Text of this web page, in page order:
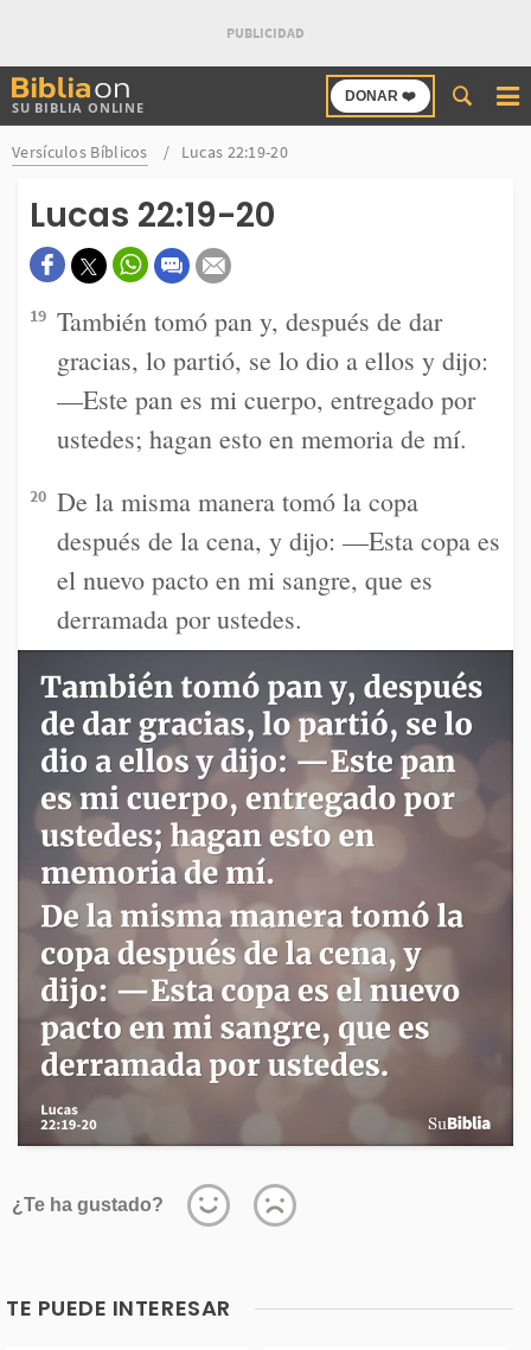
SU BIBLIA ONLINE
DONAR ❤️
Buscar
en
Bibliaon
Versículos Bíblicos Lucas 22:19-20
Lucas 22:19-20
19 También tomó pan y, después de dar
gracias, lo partió, se lo dio a ellos y dijo:
—Este pan es mi cuerpo, entregado por
ustedes; hagan esto en memoria de mí.
20 De la misma manera tomó la copa
después de la cena, y dijo: —Esta copa es
el nuevo pacto en mi sangre, que es
derramada por ustedes.
¿Te ha gustado?
TE PUEDE INTERESAR